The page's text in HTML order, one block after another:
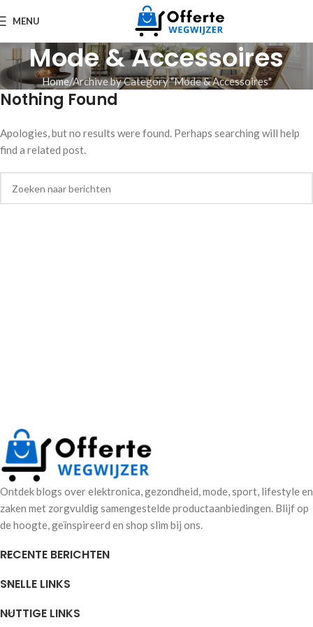
MENU
Mode & Accessoires
Home Archive by Category "Mode & Accessoires"
Nothing Found
Apologies, but no results were found. Perhaps searching will help
find a related post.
Ontdek blogs over elektronica, gezondheid, mode, sport, lifestyle en
zaken met zorgvuldig samengestelde productaanbiedingen. Blijf op
de hoogte, geïnspireerd en shop slim bij ons.
RECENTE BERICHTEN
SNELLE LINKS
NUTTIGE LINKS